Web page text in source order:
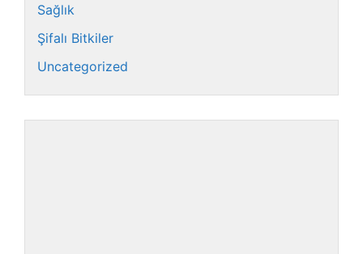
Sağlık
Şifalı Bitkiler
Uncategorized